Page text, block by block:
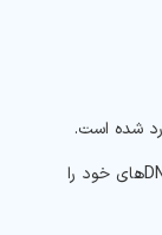
شده است.
اگر دامنه یا هاست به‌تازگی تغییر کرده، DNS‌های خود را